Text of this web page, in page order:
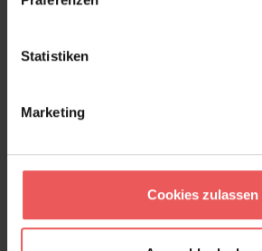
Statistiken
Marketing
Cookies zulassen